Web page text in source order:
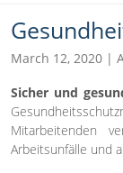
March 12, 2020 |
Sicher und
Mitarbeitenden
Arbeitsunfälle und